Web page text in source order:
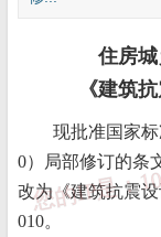
住房
《建筑
现批准国家标
0）局部修订的条
改为《建筑抗震
010。